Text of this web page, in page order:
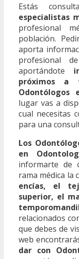
Estás
especialistas
profesional
población.
aporta
profesional
aportándote
próximos a
Odontólogos
lugar vas a
cual necesitas
para una
Los
en
informarte de
rama médica la
encías, el
superior, el
relacionados
que debes de
web
dar con